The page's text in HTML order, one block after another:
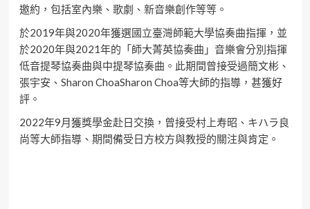
邀約，包括室內樂、歌劇、新音樂創作等等。
於2019年與2020年獲選國立臺灣師範大學協奏曲指揮，並
於2020年與2021年的「師大菁英協奏曲」音樂會分別指揮
低音提琴協奏曲與中提琴協奏曲。此期間曾接受過簡文彬、
張宇安、Sharon ChoaSharon Choa等大師的指導，甚獲好
評。
2022年9月獲獎學金赴日交換，曾接受村上寿昭、キハラ良
尚等大師指導、期間備受日方校方與教授的關注與肯定。